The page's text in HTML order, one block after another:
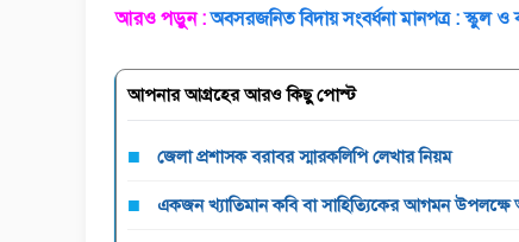
আরও পড়ুন : অবসরজনিত বিদায় সংবর্ধনা মানপত্র : স্কুল
আপনার আগ্রহের আরও কিছু পোস্ট
জেলা প্রশাসক বরাবর স্মারকলিপি লেখার নিয়ম
একজন খ্যাতিমান কবি বা সাহিত্যিকের আগমন উপলক্ষে